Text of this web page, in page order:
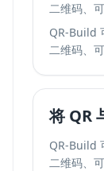
二维码、
QR-Build
二维码、
将 QR
QR-Build
二维码、